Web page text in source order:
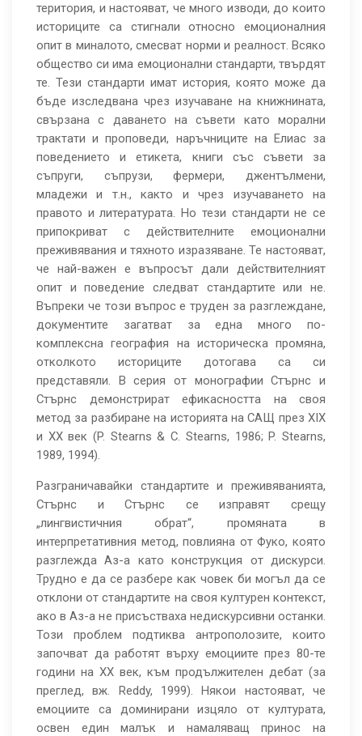
територия, и настояват, че много изводи, до които
историците са стигнали относно емоционалния
опит в миналото, смесват норми и реалност. Всяко
общество си има емоционални стандарти, твърдят
те. Тези стандарти имат история, която може да
бъде изследвана чрез изучаване на книжнината,
свързана с даването на съвети като морални
трактати и проповеди, наръчниците на Елиас за
поведението и етикета, книги със съвети за
съпруги, съпрузи, фермери, джентълмени,
младежи и т.н., както и чрез изучаването на
правото и литературата. Но тези стандарти не се
припокриват с действителните емоционални
преживявания и тяхното изразяване. Те настояват,
че най-важен е въпросът дали действителният
опит и поведение следват стандартите или не.
Въпреки че този въпрос е труден за разглеждане,
документите загатват за една много по-
комплексна география на историческа промяна,
отколкото историците дотогава са си
представяли. В серия от монографии Стърнс и
Стърнс демонстрират ефикасността на своя
метод за разбиране на историята на САЩ през XIX
и XX век (P. Stearns & C. Stearns, 1986; P. Stearns,
1989, 1994).
Разграничавайки стандартите и преживяванията,
Стърнс и Стърнс се изправят срещу
„лингвистичния обрат“, промяната в
интерпретативния метод, повлияна от Фуко, която
разглежда Аз-а като конструкция от дискурси.
Трудно е да се разбере как човек би могъл да се
отклони от стандартите на своя културен контекст,
ако в Аз-а не присъстваха недискурсивни останки.
Този проблем подтиква антрополозите, които
започват да работят върху емоциите през 80-те
години на XX век, към продължителен дебат (за
преглед, вж. Reddy, 1999). Някои настояват, че
емоциите са доминирани изцяло от културата,
освен един малък и намаляващ принос на